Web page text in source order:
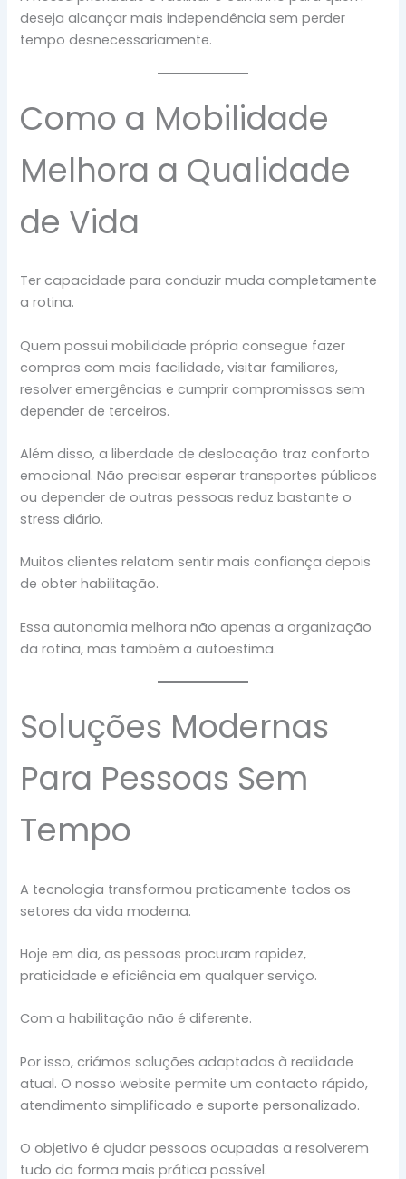
deseja alcançar mais independência sem perder
tempo desnecessariamente.
Como a Mobilidade
Melhora a Qualidade
de Vida
Ter capacidade para conduzir muda completamente
a rotina.
Quem possui mobilidade própria consegue fazer
compras com mais facilidade, visitar familiares,
resolver emergências e cumprir compromissos sem
depender de terceiros.
Além disso, a liberdade de deslocação traz conforto
emocional. Não precisar esperar transportes públicos
ou depender de outras pessoas reduz bastante o
stress diário.
Muitos clientes relatam sentir mais confiança depois
de obter habilitação.
Essa autonomia melhora não apenas a organização
da rotina, mas também a autoestima.
Soluções Modernas
Para Pessoas Sem
Tempo
A tecnologia transformou praticamente todos os
setores da vida moderna.
Hoje em dia, as pessoas procuram rapidez,
praticidade e eficiência em qualquer serviço.
Com a habilitação não é diferente.
Por isso, criámos soluções adaptadas à realidade
atual. O nosso website permite um contacto rápido,
atendimento simplificado e suporte personalizado.
O objetivo é ajudar pessoas ocupadas a resolverem
tudo da forma mais prática possível.